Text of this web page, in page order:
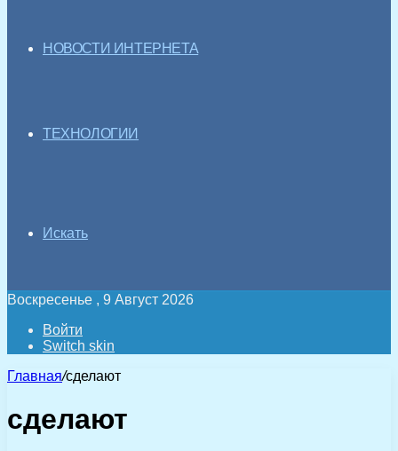
НОВОСТИ ИНТЕРНЕТА
ТЕХНОЛОГИИ
Искать
Воскресенье , 9 Август 2026
Войти
Switch skin
Главная/сделают
сделают